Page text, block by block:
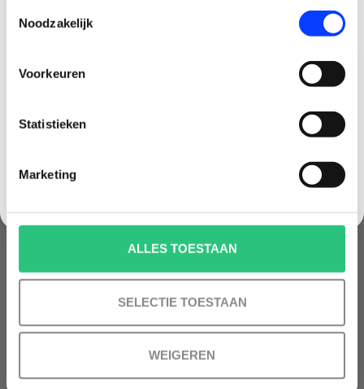
Noodzakelijk
Voorkeuren
Statistieken
Marketing
ALLES TOESTAAN
SELECTIE TOESTAAN
WEIGEREN
beginner(1)
compacte drone
dji(14)
dji mavic mini(3)
drone mini(1)